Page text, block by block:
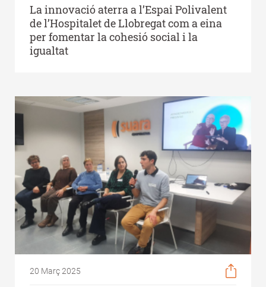
La innovació aterra a l’Espai Polivalent
de l’Hospitalet de Llobregat com a eina
per fomentar la cohesió social i la
igualtat
20 Març 2025